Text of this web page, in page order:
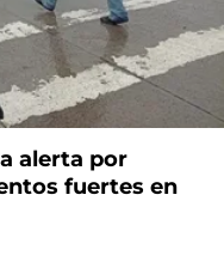
alerta por
fuertes en